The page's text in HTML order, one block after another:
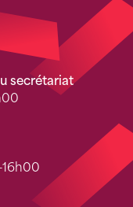
secrétariat